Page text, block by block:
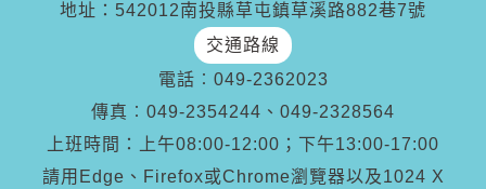
地址：542012南投縣草屯鎮草溪路882巷7號
交通路線
電話︰ 049-2362023
傳真︰ 049-2354244、049-2328564
上班時間：上午08:00-12:00；下午13:00-17:00
請用Edge、Firefox或Chrome瀏覽器以及1024 X